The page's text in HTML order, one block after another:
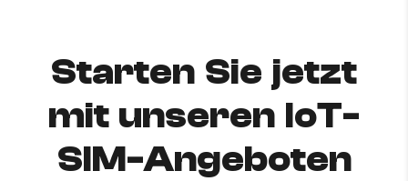
Starten Sie jetzt
mit unseren IoT-
SIM-Angeboten